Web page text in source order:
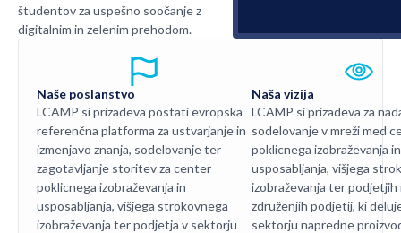
študentov za uspešno soočanje z
digitalnim in zelenim prehodom.
Naše poslanstvo
LCAMP si prizadeva postati evropska
referenčna platforma za ustvarjanje in
izmenjavo znanja, sodelovanje ter
zagotavljanje storitev za center
poklicnega izobraževanja in
usposabljanja, višjega strokovnega
izobraževanja ter podjetja v sektorju
Naša vizija
LCAMP si prizadeva za
sodelovanje v mreži med
poklicnega izobraževanja in
usposabljanja, višjega
izobraževanja ter podjetjih
združenjih podjetij, ki
sektorju napredne